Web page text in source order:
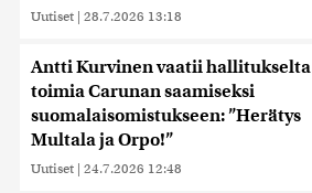
Uutiset | 28.7.2026 13:18
Antti Kurvinen vaatii hallitukselta
toimia Carunan saamiseksi
suomalaisomistukseen: ”Herätys
Multala ja Orpo!”
Uutiset | 24.7.2026 12:48